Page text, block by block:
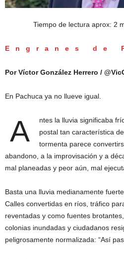
Tiempo de lectura aprox: 2
Engranes de
Por Víctor González Herrero /
En Pachuca ya no llueve igual.
A
ntes la lluvia significaba
postal tan característica
tormenta parece
abandono, a la improvisación y a
mal planeadas y peor aún, mal
Basta una lluvia medianamente
Calles convertidas en ríos, tráfico
reventadas y como fuentes
colonias inundadas y ciudadanos
peligrosamente normalizada: “Así